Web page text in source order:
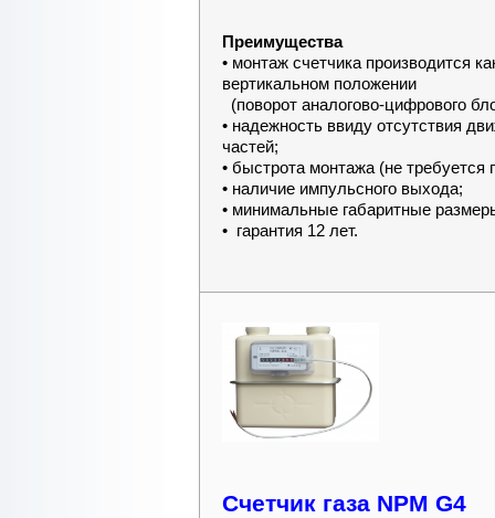
Преимущества
• монтаж счетчика производится
вертикальном положении
(поворот аналогово-цифрового
• надежность ввиду отсутствия
частей;
• быстрота монтажа (не требуется
• наличие импульсного выхода;
• минимальные габаритные
• гарантия 12 лет.
Cчетчик газа NPM G4